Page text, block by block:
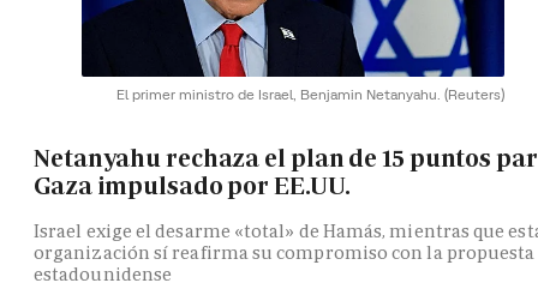
El primer ministro de Israel, Benjamin Netanyahu. (Reuters)
Netanyahu rechaza el plan de 15 puntos
Gaza impulsado por EE.UU.
Israel exige el desarme «total» de Hamás, mientras que
organización sí reafirma su compromiso con la propuesta
estadounidense